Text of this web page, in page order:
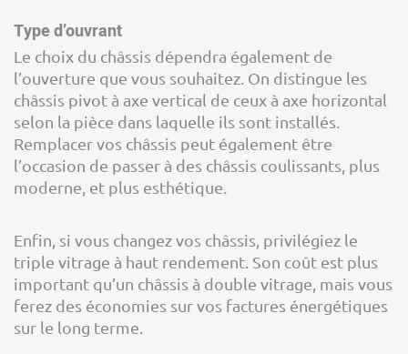
Type d’ouvrant
Le choix du châssis dépendra également de
l’ouverture que vous souhaitez. On distingue les
châssis pivot à axe vertical de ceux à axe horizontal
selon la pièce dans laquelle ils sont installés.
Remplacer vos châssis peut également être
l’occasion de passer à des châssis coulissants, plus
moderne, et plus esthétique.
Enfin, si vous changez vos châssis, privilégiez le
triple vitrage à haut rendement. Son coût est plus
important qu’un châssis à double vitrage, mais vous
ferez des économies sur vos factures énergétiques
sur le long terme.